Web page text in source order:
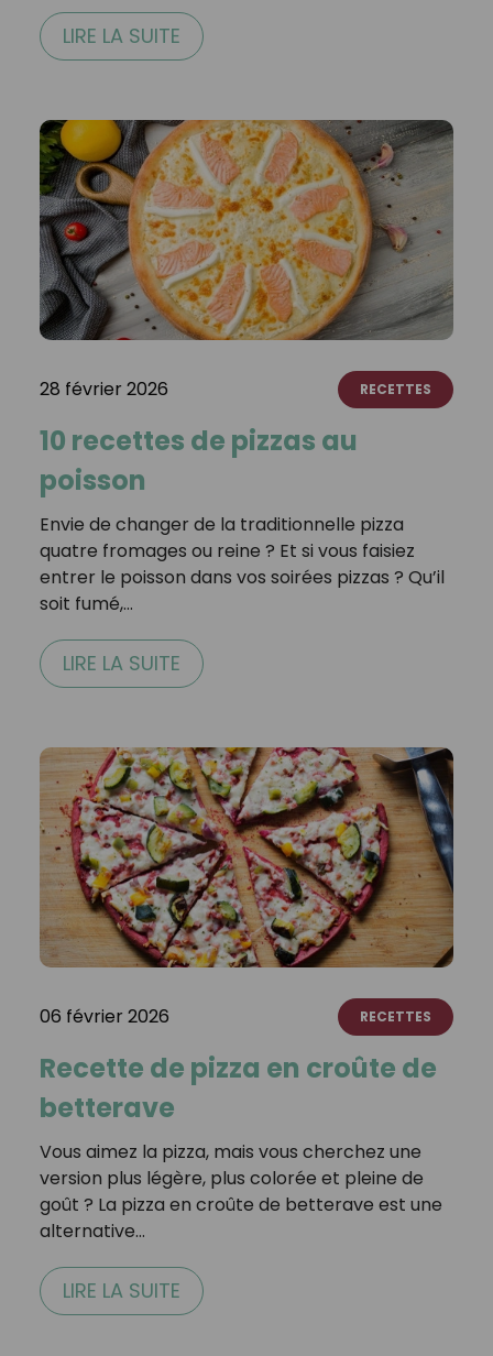
LIRE LA SUITE
28 février 2026 RECETTES
10 recettes de pizzas au
poisson
Envie de changer de la traditionnelle pizza
quatre fromages ou reine ? Et si vous faisiez
entrer le poisson dans vos soirées pizzas ? Qu’il
soit fumé,…
LIRE LA SUITE
06 février 2026 RECETTES
Recette de pizza en croûte de
betterave
Vous aimez la pizza, mais vous cherchez une
version plus légère, plus colorée et pleine de
goût ? La pizza en croûte de betterave est une
alternative…
LIRE LA SUITE